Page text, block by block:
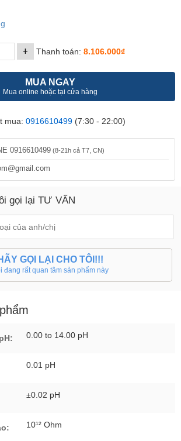
+ Thanh toán: 8.106.000₫
MUA NGAY
Mua online hoặc tại cửa hàng
mua: 0916610499(7:30 - 22:00)
0916610499 (8-21h cả T7, CN)
gọi lại TƯ VẤN
GỌI LẠI CHO TÔI!!!
đang rất quan tâm sản phẩm này
0.00 to 14.00 pH
0.01 pH
±0.02 pH
10¹² Ohm